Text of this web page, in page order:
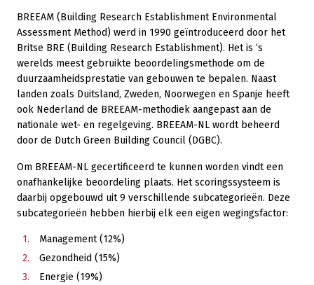
BREEAM (Building Research Establishment Environmental
Assessment Method) werd in 1990 geïntroduceerd door het
Britse BRE (Building Research Establishment). Het is ‘s
werelds meest gebruikte beoordelingsmethode om de
duurzaamheidsprestatie van gebouwen te bepalen. Naast
landen zoals Duitsland, Zweden, Noorwegen en Spanje heeft
ook Nederland de BREEAM-methodiek aangepast aan de
nationale wet- en regelgeving. BREEAM-NL wordt beheerd
door de Dutch Green Building Council (DGBC).
Om BREEAM-NL gecertificeerd te kunnen worden vindt een
onafhankelijke beoordeling plaats. Het scoringssysteem is
daarbij opgebouwd uit 9 verschillende subcategorieën. Deze
subcategorieën hebben hierbij elk een eigen wegingsfactor:
Management (12%)
Gezondheid (15%)
Energie (19%)